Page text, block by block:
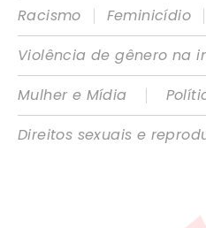
Racismo
| Feminicídio |
Violência de gênero na
Mulher e Mídia
|
Direitos sexuais e